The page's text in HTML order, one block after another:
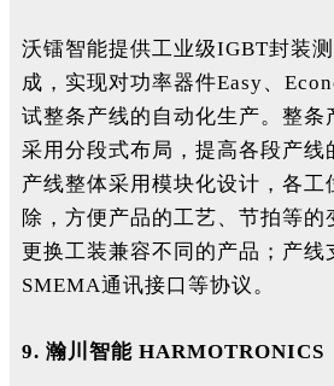
沃镭智能提供工业级IGBT封装
成，实现对功率器件Easy、
试整条产线的自动化生产。整条
采用分段式布局，提高各段产线
产线整体采用模块化设计，各工
除，方便产品的工艺、节拍等的
更换工装兼容不同的产品；产线
SMEMA通讯接口等协议。
9. 瀚川智能 HARMOTRONICS